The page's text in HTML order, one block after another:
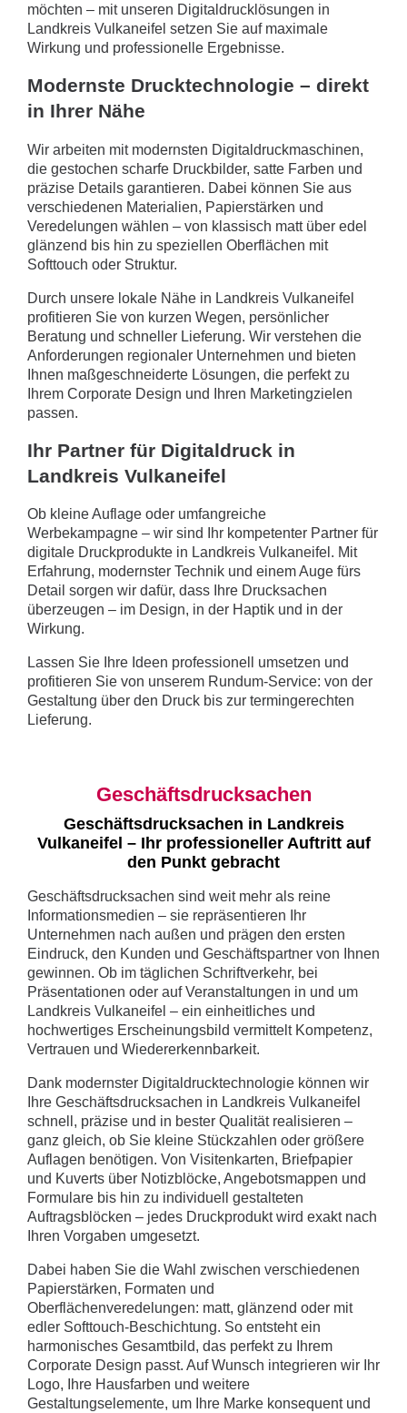
möchten – mit unseren Digitaldrucklösungen in
Landkreis Vulkaneifel setzen Sie auf maximale
Wirkung und professionelle Ergebnisse.
Modernste Drucktechnologie – direkt
in Ihrer Nähe
Wir arbeiten mit modernsten Digitaldruckmaschinen,
die gestochen scharfe Druckbilder, satte Farben und
präzise Details garantieren. Dabei können Sie aus
verschiedenen Materialien, Papierstärken und
Veredelungen wählen – von klassisch matt über edel
glänzend bis hin zu speziellen Oberflächen mit
Softtouch oder Struktur.
Durch unsere lokale Nähe in Landkreis Vulkaneifel
profitieren Sie von kurzen Wegen, persönlicher
Beratung und schneller Lieferung. Wir verstehen die
Anforderungen regionaler Unternehmen und bieten
Ihnen maßgeschneiderte Lösungen, die perfekt zu
Ihrem Corporate Design und Ihren Marketingzielen
passen.
Ihr Partner für Digitaldruck in
Landkreis Vulkaneifel
Ob kleine Auflage oder umfangreiche
Werbekampagne – wir sind Ihr kompetenter Partner für
digitale Druckprodukte in Landkreis Vulkaneifel. Mit
Erfahrung, modernster Technik und einem Auge fürs
Detail sorgen wir dafür, dass Ihre Drucksachen
überzeugen – im Design, in der Haptik und in der
Wirkung.
Lassen Sie Ihre Ideen professionell umsetzen und
profitieren Sie von unserem Rundum-Service: von der
Gestaltung über den Druck bis zur termingerechten
Lieferung.
Geschäftsdrucksachen
Geschäftsdrucksachen in Landkreis
Vulkaneifel – Ihr professioneller Auftritt auf
den Punkt gebracht
Geschäftsdrucksachen sind weit mehr als reine
Informationsmedien – sie repräsentieren Ihr
Unternehmen nach außen und prägen den ersten
Eindruck, den Kunden und Geschäftspartner von Ihnen
gewinnen. Ob im täglichen Schriftverkehr, bei
Präsentationen oder auf Veranstaltungen in und um
Landkreis Vulkaneifel – ein einheitliches und
hochwertiges Erscheinungsbild vermittelt Kompetenz,
Vertrauen und Wiedererkennbarkeit.
Dank modernster Digitaldrucktechnologie können wir
Ihre Geschäftsdrucksachen in Landkreis Vulkaneifel
schnell, präzise und in bester Qualität realisieren –
ganz gleich, ob Sie kleine Stückzahlen oder größere
Auflagen benötigen. Von Visitenkarten, Briefpapier
und Kuverts über Notizblöcke, Angebotsmappen und
Formulare bis hin zu individuell gestalteten
Auftragsblöcken – jedes Druckprodukt wird exakt nach
Ihren Vorgaben umgesetzt.
Dabei haben Sie die Wahl zwischen verschiedenen
Papierstärken, Formaten und
Oberflächenveredelungen: matt, glänzend oder mit
edler Softtouch-Beschichtung. So entsteht ein
harmonisches Gesamtbild, das perfekt zu Ihrem
Corporate Design passt. Auf Wunsch integrieren wir Ihr
Logo, Ihre Hausfarben und weitere
Gestaltungselemente, um Ihre Marke konsequent und